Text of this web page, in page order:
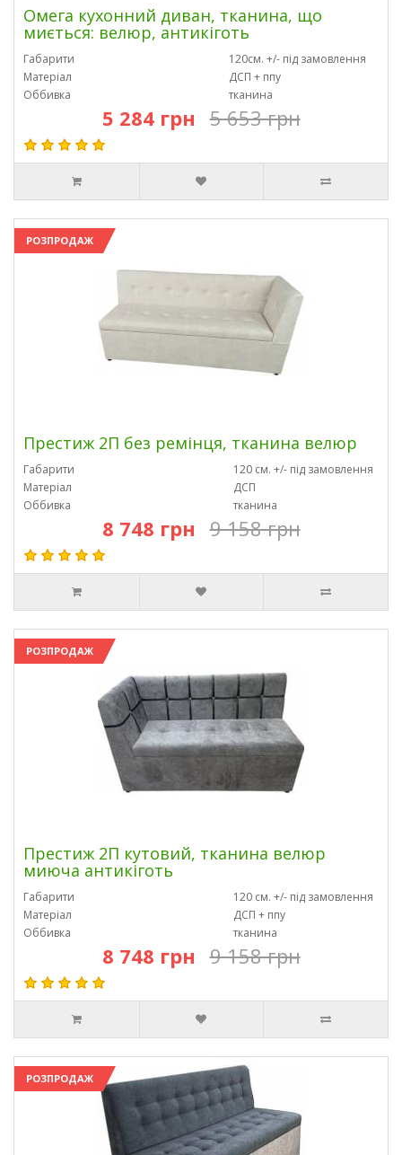
Омега кухонний диван, тканина, що
миється: велюр, антикіготь
Габарити
120см. +/- під замовлення
Матеріал
ДСП + ппу
Оббивка
тканина
5 284 грн 5 653 грн
РОЗПРОДАЖ
Престиж 2П без ремінця, тканина велюр
Габарити
120 см. +/- під замовлення
Матеріал
ДСП
Оббивка
тканина
8 748 грн 9 158 грн
РОЗПРОДАЖ
Престиж 2П кутовий, тканина велюр
миюча антикіготь
Габарити
120 см. +/- під замовлення
Матеріал
ДСП + ппу
Оббивка
тканина
8 748 грн 9 158 грн
РОЗПРОДАЖ